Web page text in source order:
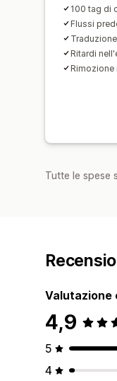
100 tag di
Flussi
Ritardi
Rimozione
Tutte le spese
Valutazione
4,9
5
4